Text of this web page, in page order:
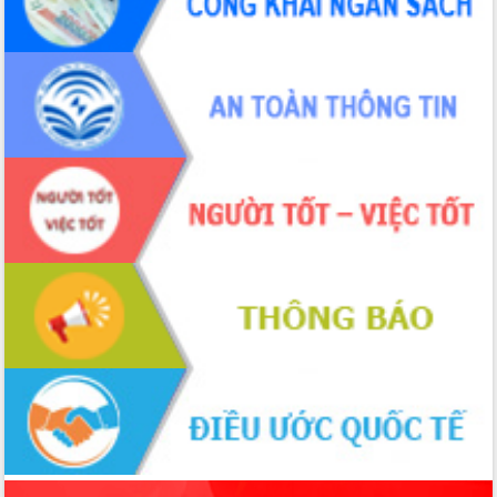
tiến đầu tư tỉnh
Ngành cá ngừ Đắk Lắk chủ động thích
ứng để giữ vững thị trường xuất khẩu
Diễn đàn Kinh tế tư nhân Việt Nam đột
phá cơ chế - Hợp tác công tư
Đề án 06 tạo bước ngoặt đột phá trong
cải cách hành chính tỉnh Đắk Lắk
Kết nối tour, đẩy mạnh chuyển đổi số
để phát triển du lịch Đắk Lắk
Khởi động Dự án Đầu tư xây dựng hạ
tầng kỹ thuật Cụm công nghiệp Tân
Gặp mặt các cơ quan báo chí nhân Kỷ
niệm 101 năm Ngày Báo chí Cách
mạng Việt Nam
Đắk Lắk sơ kết 4 năm triển khai thực
hiện Đề án 06 của Chính phủ
Họp báo thông tin về Hội nghị Công bố
Quy hoạch và Xúc tiến đầu tư tỉnh Đắk
Lắk